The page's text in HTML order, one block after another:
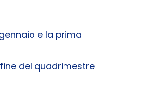
e la prima
del quadrimestre